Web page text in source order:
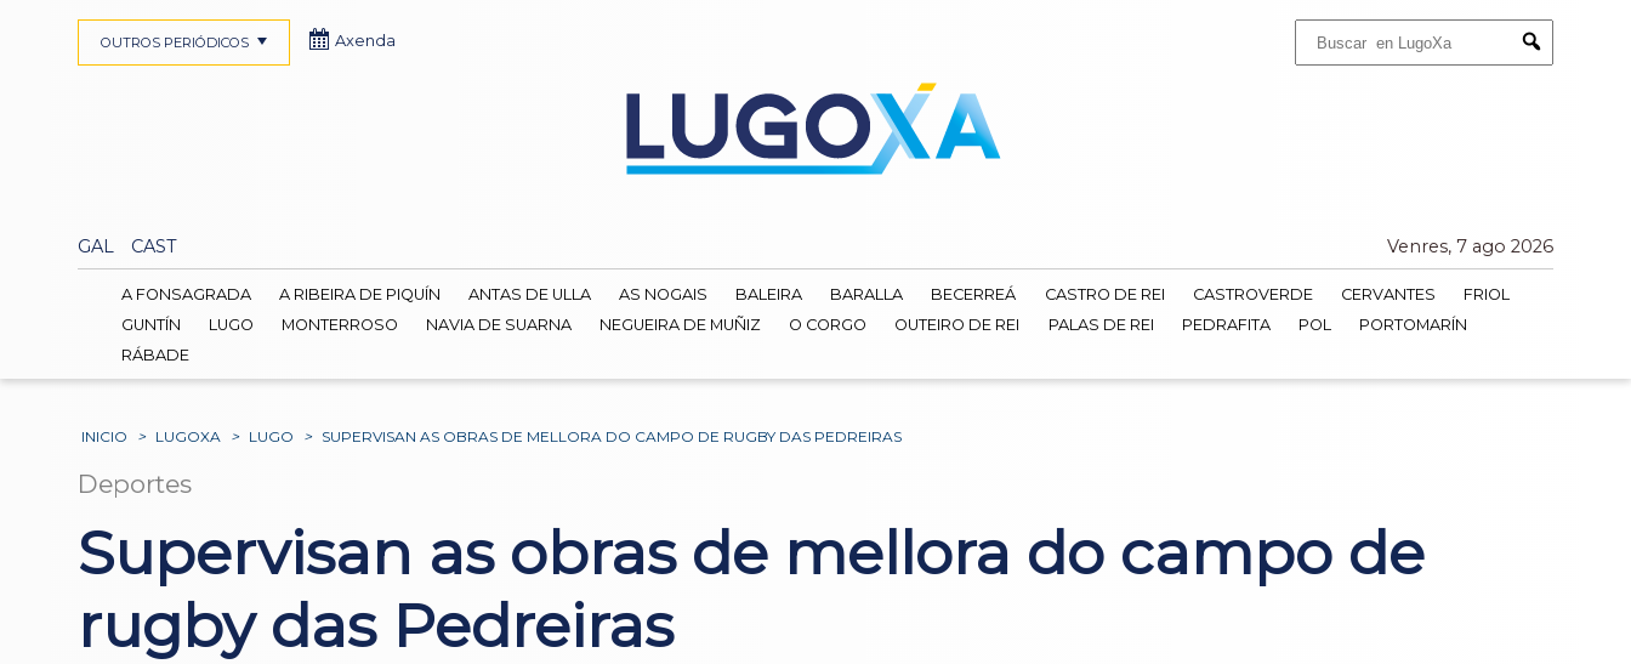
Submit
GAL CAST Venres, 7 ago 2026
OUTROS PERIÓDICOS Axenda
A FONSAGRADA A RIBEIRA DE PIQUÍN ANTAS DE ULLA AS NOGAIS BALEIRA BARALLA BECERREÁ CASTRO DE REI CASTROVERDE CERVANTES
FRIOL
GUNTÍN
LUGO MONTERROSO NAVIA DE SUARNA NEGUEIRA DE MUÑIZ O CORGO OUTEIRO DE REI PALAS DE REI PEDRAFITA POL
PORTOMARÍN
RÁBADE
INICIO > LUGOXA > LUGO > SUPERVISAN AS OBRAS DE MELLORA DO CAMPO DE RUGBY DAS PEDREIRAS
Deportes
Supervisan as obras de mellora do campo de
rugby das Pedreiras